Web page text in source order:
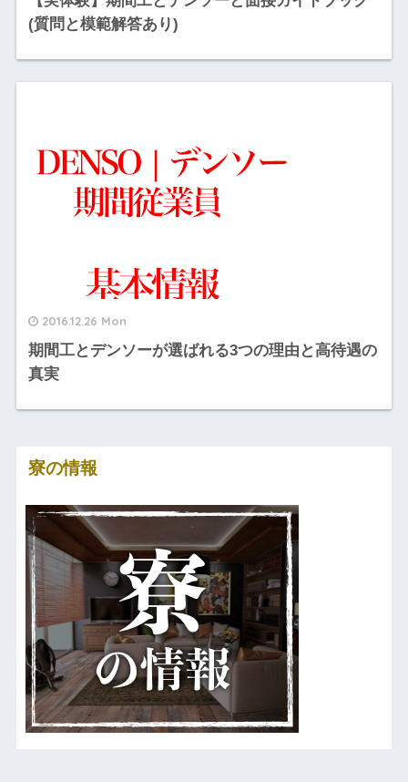
(質問と模範解答あり)
2016.12.26 Mon
期間工とデンソーが選ばれる3つの理由と高待遇の
真実
寮の情報